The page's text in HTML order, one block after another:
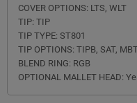
COVER OPTIONS: LTS, WLT
TIP: TIP
TIP TYPE: ST801
TIP OPTIONS: TIPB, SAT,
BLEND RING: RGB
OPTIONAL MALLET HEAD: